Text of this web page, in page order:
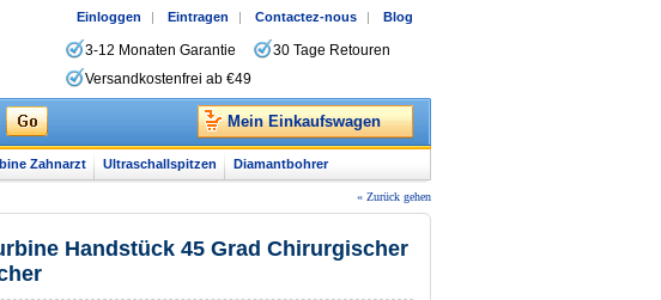
Einloggen | Eintragen | Contactez-nous | Blog
3-12 Monaten Garantie
30 Tage Retouren
Versandkostenfrei ab €49
Mein Einkaufswagen
Zahnarzt Ultraschallspitzen Diamantbohrer
« Zurück gehen
Handstück 45 Grad Chirurgischer